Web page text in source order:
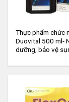
Thực phẩm chức
Duovital 500 ml-
dưỡng, bảo vệ